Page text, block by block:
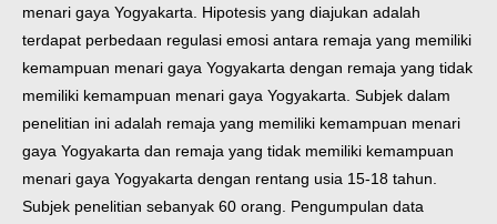
menari gaya Yogyakarta. Hipotesis yang diajukan adalah
terdapat perbedaan regulasi emosi antara remaja yang memiliki
kemampuan menari gaya Yogyakarta dengan remaja yang tidak
memiliki kemampuan menari gaya Yogyakarta. Subjek dalam
penelitian ini adalah remaja yang memiliki kemampuan menari
gaya Yogyakarta dan remaja yang tidak memiliki kemampuan
menari gaya Yogyakarta dengan rentang usia 15-18 tahun.
Subjek penelitian sebanyak 60 orang. Pengumpulan data